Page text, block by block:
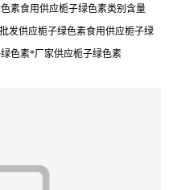
素食用供应栀子绿色素类别含量
发供应栀子绿色素食用供应栀子绿
色素*厂家供应栀子绿色素